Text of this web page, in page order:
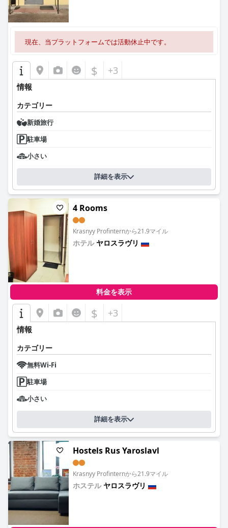
現在、当プラットフォームでは活動休止中です。
$ +3
情報
カテゴリー
新婚旅行
駐車場
小さい
詳細を表示
4 Rooms
Krasnyy Profinternから21.9マイル
ホテル ヤロスラヴリ
料金を表示
$ +3
情報
カテゴリー
無料Wi-Fi
駐車場
小さい
詳細を表示
Hostels Rus Yaroslavl
Krasnyy Profinternから21.9マイル
ホステル ヤロスラヴリ